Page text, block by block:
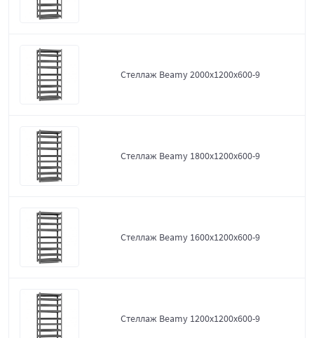
Стеллаж Beamy 2000x1200x600-9
Стеллаж Beamy 1800x1200x600-9
Стеллаж Beamy 1600x1200x600-9
Стеллаж Beamy 1200x1200x600-9